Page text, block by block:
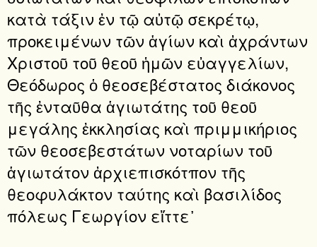
κατὰ τάξιν ἐν τῷ αὐτῷ σεκρέτῳ,
προκειμένων τῶν ἁγίων καὶ ἀχράντων
Χριστοῦ τοῦ θεοῦ ἡμῶν εὐαγγελίων,
Θεόδωρος ὁ θεοσεβέστατος διάκονος
τῆς ἐνταῦθα ἁγιωτάτης τοῦ θεοῦ
μεγάλης ἐκκλησίας καὶ πριμμικήριος
τῶν θεοσεβεστάτων νοταρίων τοῦ
ἁγιωτάτον ἀρχιεπισκότπον τῆς
θεοφυλάκτον ταύτης καὶ βασιλίδος
πόλεως Γεωργίον εἴττε᾽